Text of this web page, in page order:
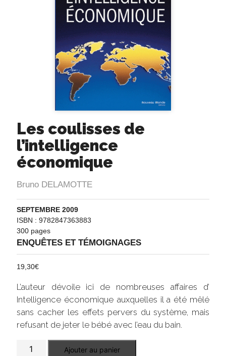
Les coulisses de
l’intelligence
économique
Bruno DELAMOTTE
SEPTEMBRE 2009
ISBN : 9782847363883
300 pages
ENQUÊTES ET TÉMOIGNAGES
19,30€
L’auteur dévoile ici de nombreuses affaires d’
Intelligence économique auxquelles il a été mêlé
sans cacher les effets pervers du système, mais
refusant de jeter le bébé avec l’eau du bain.
Ajouter au panier